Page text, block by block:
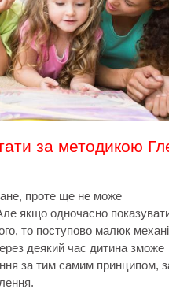
за методикою
проте ще не може
якщо одночасно
то поступово малюк
деякий час дитина зможе
за тим самим принципом,